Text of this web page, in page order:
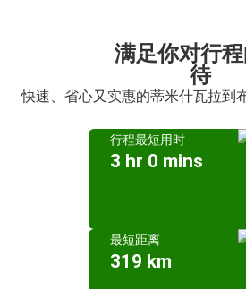
满足你对行
待
快速、省心又实惠的蒂米什瓦拉到
行程最短用时
3 hr 0 mins
最短距离
319 km